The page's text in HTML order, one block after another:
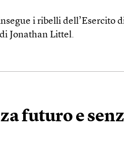
i ribelli dell’Esercito
Jonathan Littel.
futuro e